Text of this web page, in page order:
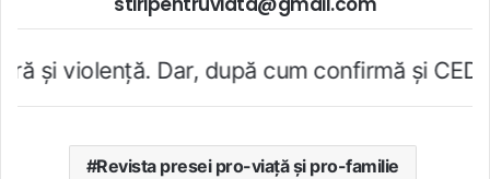
Dar, după cum confirmă şi CEDO în
Revista presei pro-viață și pro-familie